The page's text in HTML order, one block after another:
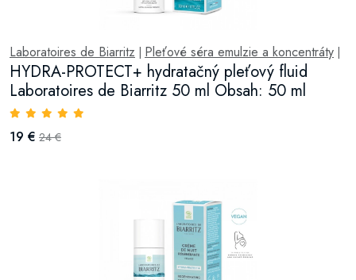
Laboratoires de Biarritz Pleťové séra emulzie a koncentráty
HYDRA-PROTECT+ hydratačný pleťový fluid
Laboratoires de Biarritz 50 ml Obsah: 50 ml
19 € 24 €